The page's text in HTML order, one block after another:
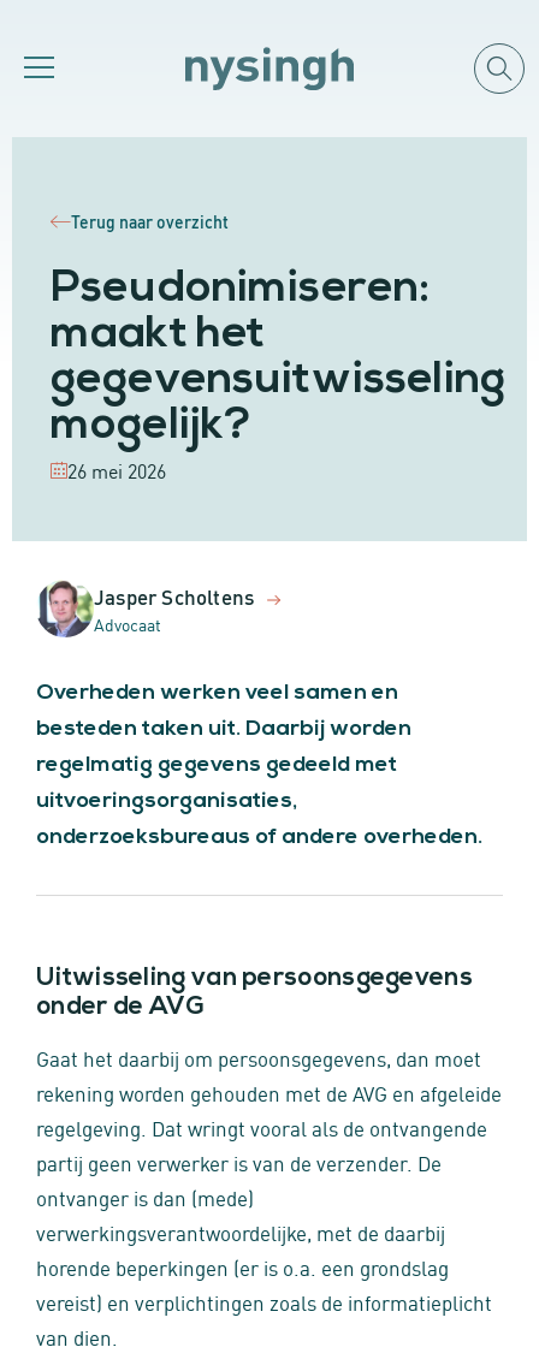
Terug naar overzicht
Pseudonimiseren:
maakt het
gegevensuitwisseling
mogelijk?
26 mei 2026
Jasper Scholtens
Advocaat
Overheden werken veel samen en
besteden taken uit. Daarbij worden
regelmatig gegevens gedeeld met
uitvoeringsorganisaties,
onderzoeksbureaus of andere overheden.
Uitwisseling van persoonsgegevens
onder de AVG
Gaat het daarbij om persoonsgegevens, dan moet
rekening worden gehouden met de AVG en afgeleide
regelgeving. Dat wringt vooral als de ontvangende
partij geen verwerker is van de verzender. De
ontvanger is dan (mede)
verwerkingsverantwoordelijke, met de daarbij
horende beperkingen (er is o.a. een grondslag
vereist) en verplichtingen zoals de informatieplicht
van dien.